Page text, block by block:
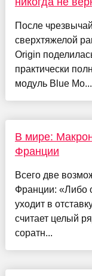
После
сверхтяжелой
Origin
практически
модуль Blue Mo...
В мире:
Франции
Всего две
Франции: «Либо
уходит в
считает целый
соратн...